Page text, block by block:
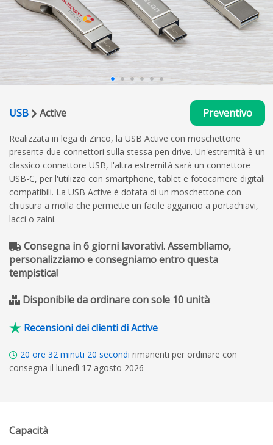
USB Active Preventivo
Realizzata in lega di Zinco, la USB Active con moschettone
presenta due connettori sulla stessa pen drive. Un'estremità è un
classico connettore USB, l'altra estremità sarà un connettore
USB-C, per l'utilizzo con smartphone, tablet e fotocamere digitali
compatibili. La USB Active è dotata di un moschettone con
chiusura a molla che permette un facile aggancio a portachiavi,
lacci o zaini.
Consegna in 6 giorni lavorativi. Assembliamo,
personalizziamo e consegniamo entro questa
tempistica!
Disponibile da ordinare con sole 10 unità
Recensioni dei clienti di Active
20 ore 32 minuti 19 secondi rimanenti per ordinare con
consegna il lunedì 17 agosto 2026
Capacità